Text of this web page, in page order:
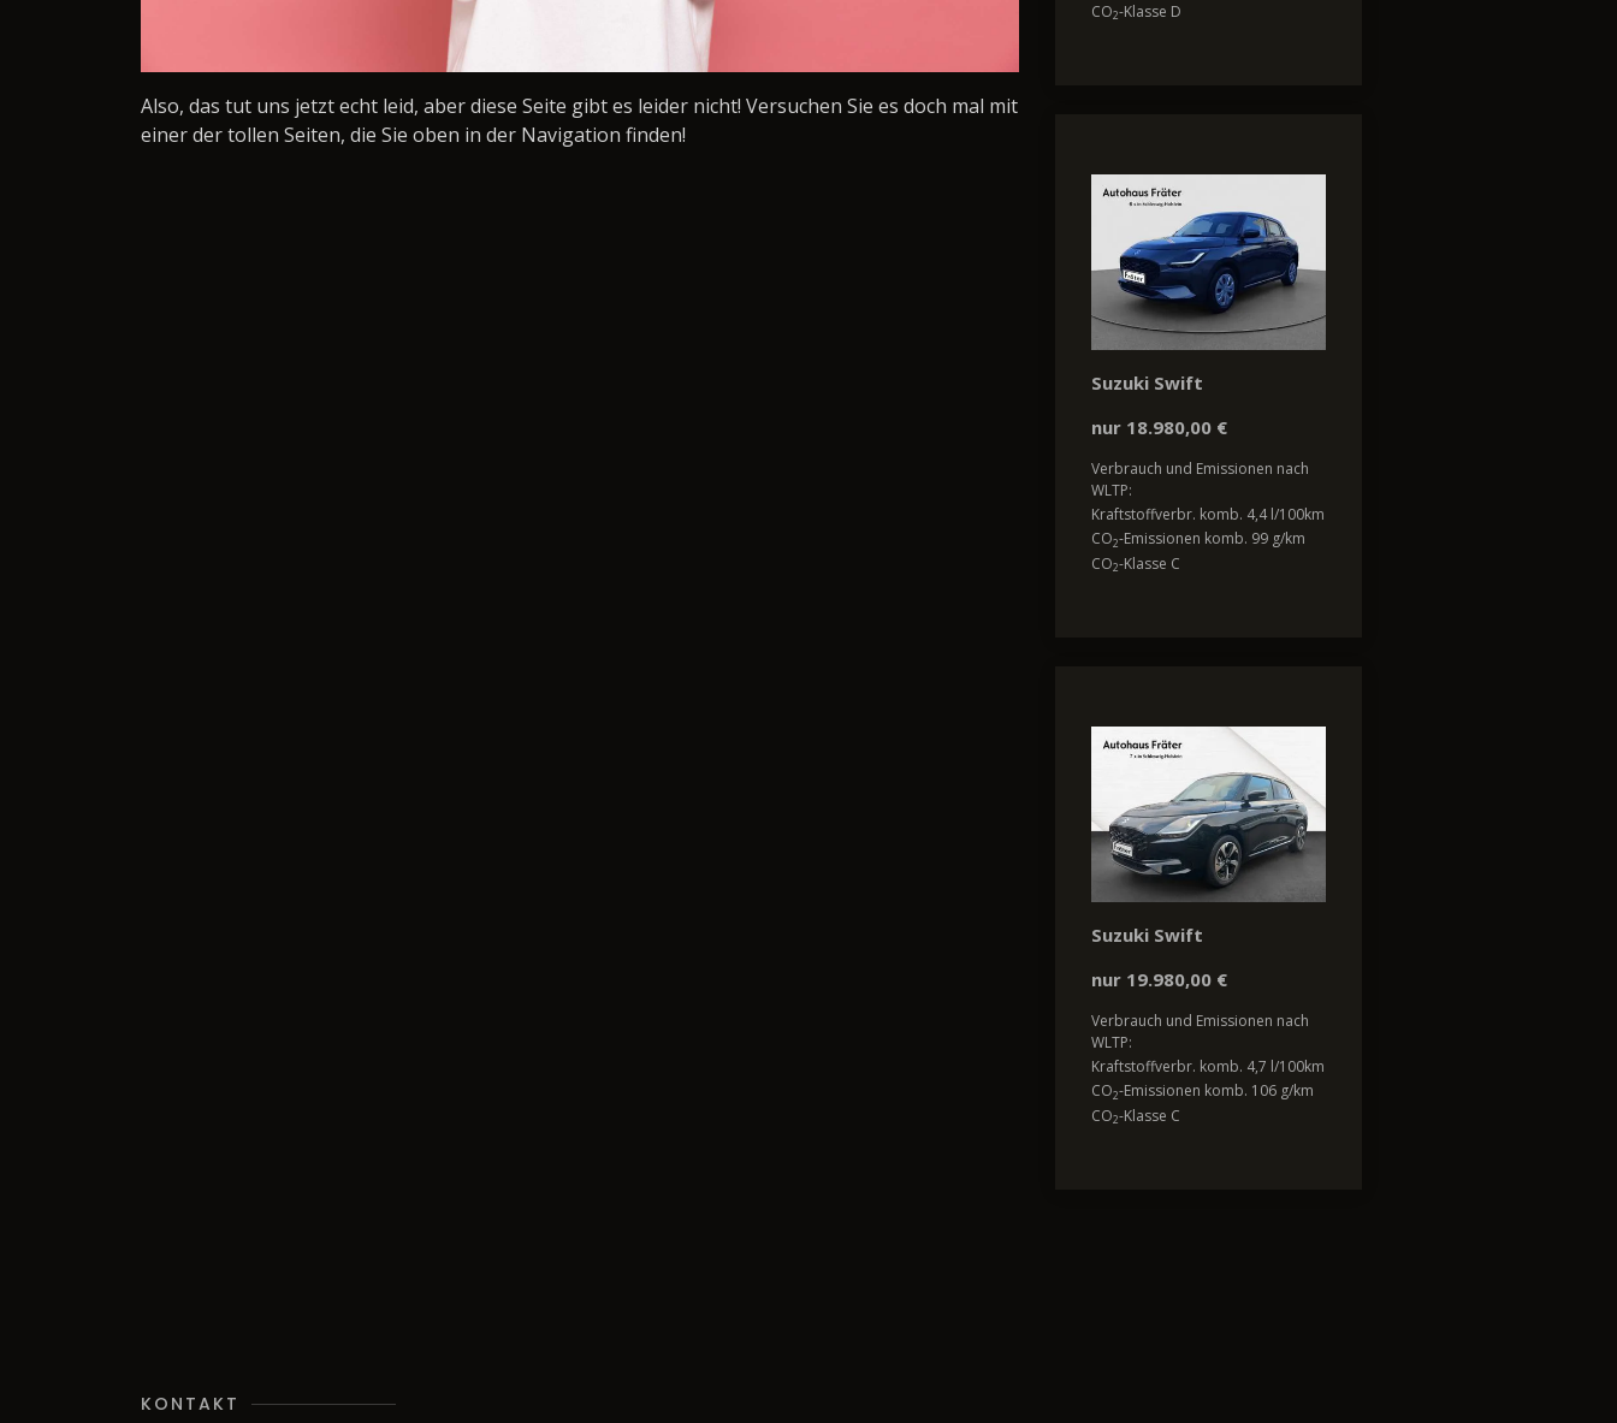
Also, das tut uns jetzt echt leid, aber diese Seite gibt es leider nicht! Versuchen Sie es doch mal mit
einer der tollen Seiten, die Sie oben in der Navigation finden!
CO2-Klasse D
Suzuki Swift
nur 18.980,00 €
Verbrauch und Emissionen nach
WLTP:
Kraftstoffverbr. komb. 4,4 l/100km
CO2-Emissionen komb. 99 g/km
CO2-Klasse C
Suzuki Swift
nur 19.980,00 €
Verbrauch und Emissionen nach
WLTP:
Kraftstoffverbr. komb. 4,7 l/100km
CO2-Emissionen komb. 106 g/km
CO2-Klasse C
KONTAKT